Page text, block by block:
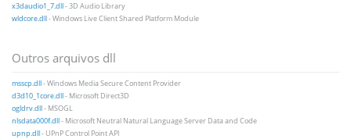
x3daudio1_7.dll- 3D Audio Library
wldcore.dll- Windows Live Client Shared Platform Module
Outros arquivos dll
msscp.dll- Windows Media Secure Content Provider
d3d10_1core.dll- Microsoft Direct3D
ogldrv.dll- MSOGL
nlsdata000f.dll- Microsoft Neutral Natural Language Server Data and Code
upnp.dll- UPnP Control Point API